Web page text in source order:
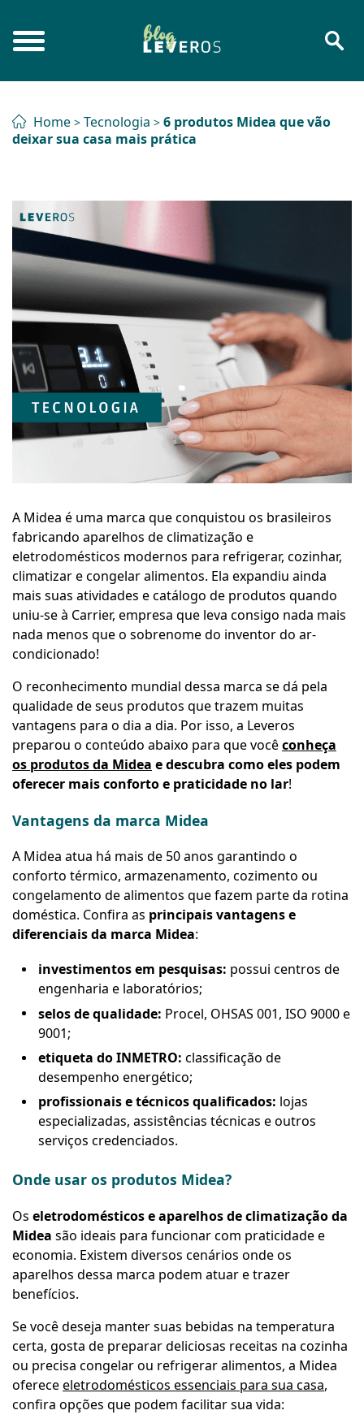
Home > Tecnologia > 6 produtos Midea que vão
deixar sua casa mais prática
A Midea é uma marca que conquistou os brasileiros
fabricando aparelhos de climatização e
eletrodomésticos modernos para refrigerar, cozinhar,
climatizar e congelar alimentos. Ela expandiu ainda
mais suas atividades e catálogo de produtos quando
uniu-se à Carrier, empresa que leva consigo nada mais
nada menos que o sobrenome do inventor do ar-
condicionado!
O reconhecimento mundial dessa marca se dá pela
qualidade de seus produtos que trazem muitas
vantagens para o dia a dia. Por isso, a Leveros
preparou o conteúdo abaixo para que vocêconheça
os produtos da Midea e descubra como eles podem
oferecer mais conforto e praticidade no lar!
Vantagens da marca Midea
A Midea atua há mais de 50 anos garantindo o
conforto térmico, armazenamento, cozimento ou
congelamento de alimentos que fazem parte da rotina
doméstica. Confira as principais vantagens e
diferenciais da marca Midea:
investimentos em pesquisas: possui centros de
engenharia e laboratórios;
selos de qualidade: Procel, OHSAS 001, ISO 9000 e
9001;
etiqueta do INMETRO: classificação de
desempenho energético;
profissionais e técnicos qualificados: lojas
especializadas, assistências técnicas e outros
serviços credenciados.
Onde usar os produtos Midea?
Os eletrodomésticos e aparelhos de climatização da
Midea são ideais para funcionar com praticidade e
economia. Existem diversos cenários onde os
aparelhos dessa marca podem atuar e trazer
benefícios.
Se você deseja manter suas bebidas na temperatura
certa, gosta de preparar deliciosas receitas na cozinha
ou precisa congelar ou refrigerar alimentos, a Midea
ofereceeletrodomésticos essenciais para sua casa,
confira opções que podem facilitar sua vida: